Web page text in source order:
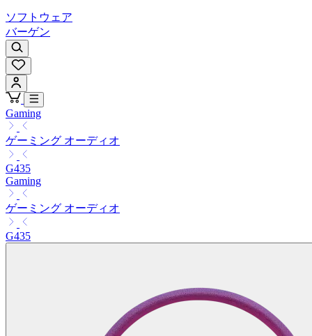
ソフトウェア
バーゲン
Gaming
ゲーミング オーディオ
G435
Gaming
ゲーミング オーディオ
G435